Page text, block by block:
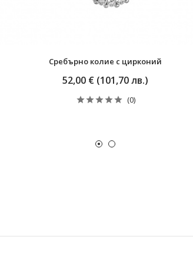
Сребърно колие с цирконий
52,00 € (101,70 лв.)
(0)